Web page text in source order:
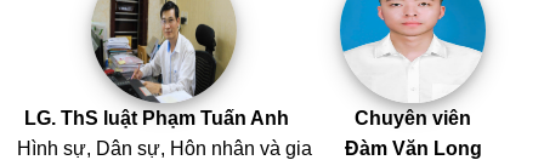
LG. ThS luật Phạm Tuấn Anh
Hình sự, Dân sự, Hôn nhân và gia
Chuyên viên
Đàm Văn Long